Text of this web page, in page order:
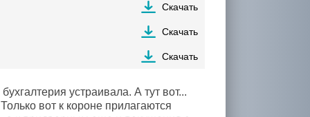
Скачать
Скачать
Скачать
устраивала. А тут вот...
вот к короне прилагаются